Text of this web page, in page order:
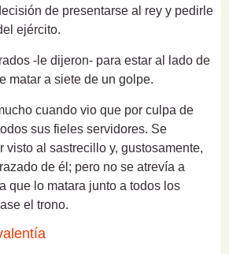
de presentarse al rey y pedirle
ejército.
-le dijeron- para estar al lado de
matar a siete de un golpe.
cuando vio que por culpa de
sus fieles servidores. Se
visto al sastrecillo y, gustosamente,
de él; pero no se atrevía a
que lo matara junto a todos los
el trono.